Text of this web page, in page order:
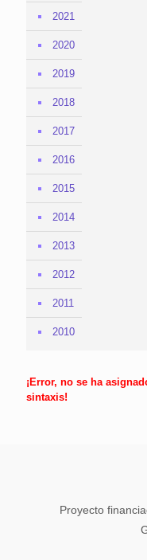
2021
2020
2019
2018
2017
2016
2015
2014
2013
2012
2011
2010
¡Error, no se ha
sintaxis!
Proyecto